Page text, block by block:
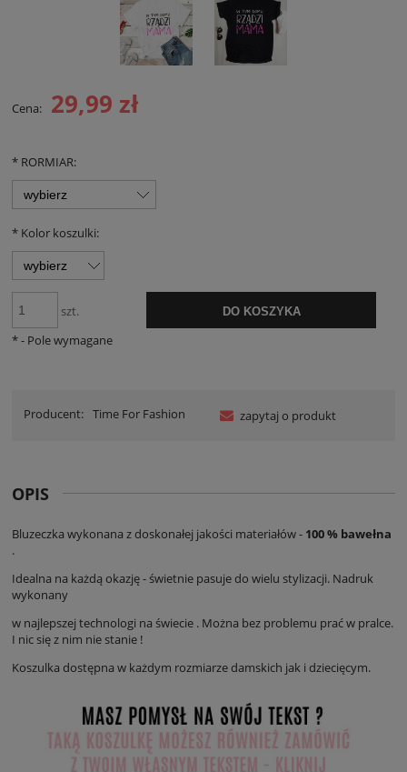
Cena: 29,99 zł
* RORMIAR:
* Kolor koszulki:
szt. DO KOSZYKA
*- Pole wymagane
Producent: Time For Fashion zapytaj o produkt
OPIS
Bluzeczka wykonana z doskonałej jakości materiałów - 100 % bawełna
.
Idealna na każdą okazję - świetnie pasuje do wielu stylizacji. Nadruk
wykonany
w najlepszej technologi na świecie . Można bez problemu prać w pralce.
I nic się z nim nie stanie !
Koszulka dostępna w każdym rozmiarze damskich jak i dziecięcym.